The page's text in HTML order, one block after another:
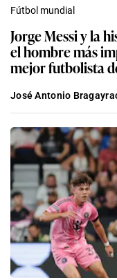
Fútbol mundial
Jorge Messi y la
el hombre más
mejor futbolista
José Antonio